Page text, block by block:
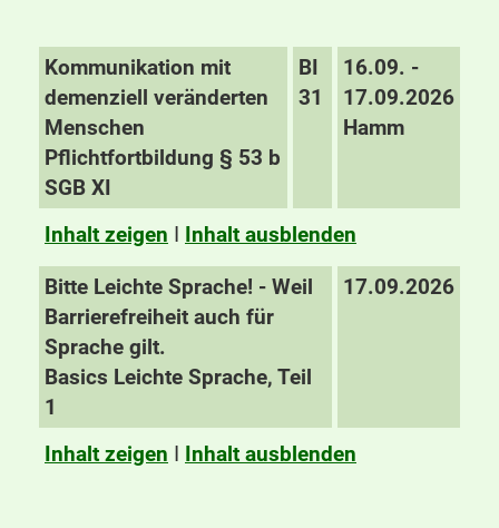
Kommunikation mit
demenziell veränderten
Menschen
Pflichtfortbildung § 53 b
SGB XI
BI
31
16.09. -
17.09.2026
Hamm
Inhalt zeigen I Inhalt ausblenden
Bitte Leichte Sprache! - Weil
Barrierefreiheit auch für
Sprache gilt.
Basics Leichte Sprache, Teil
1
17.09.2026
Inhalt zeigen I Inhalt ausblenden